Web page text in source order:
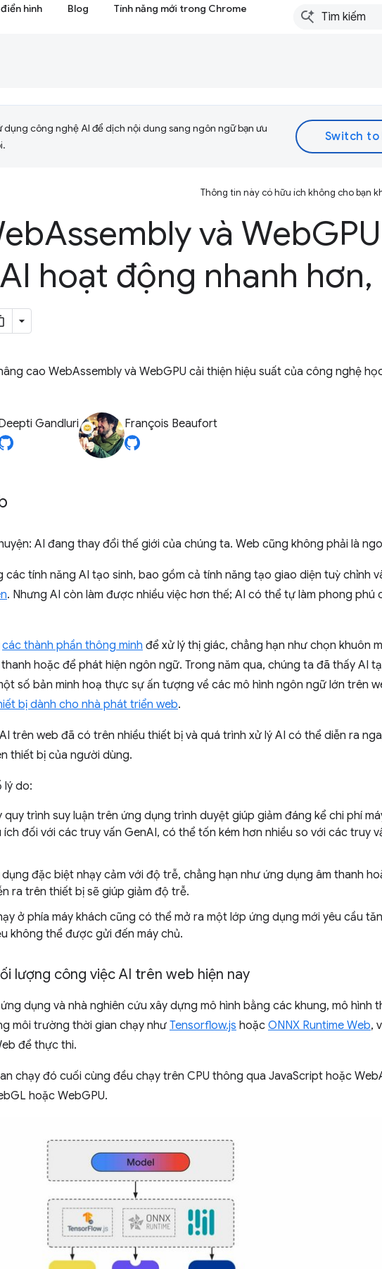
hình Blog Tính năng mới trong Chrome
dụng công nghệ AI để dịch nội dung sang ngôn ngữ bạn ưu
Thông tin này có hữu ích không cho bạn
Assembly và Web
hoạt động nhanh hơn,
cao WebAssembly và WebGPU cải thiện hiệu suất của công nghệ
Gandluri François Beaufort
AI đang thay đổi thế giới của chúng ta. Web cũng không phải là
các tính năng AI tạo sinh, bao gồm cả tính năng tạo giao diện tuỳ chỉnh
. Nhưng AI còn làm được nhiều việc hơn thế; AI có thể tự làm phong phú
các thành phần thông minh để xử lý thị giác, chẳng hạn như chọn khuôn
hoặc để phát hiện ngôn ngữ. Trong năm qua, chúng ta đã thấy AI
số bản minh hoạ thực sự ấn tượng về các mô hình ngôn ngữ lớn trên
bị dành cho nhà phát triển web.
trên web đã có trên nhiều thiết bị và quá trình xử lý AI có thể diễn ra
thiết bị của người dùng.
lý do:
quy trình suy luận trên ứng dụng trình duyệt giúp giảm đáng kể chi phí
đối với các truy vấn GenAI, có thể tốn kém hơn nhiều so với các truy
đặc biệt nhạy cảm với độ trễ, chẳng hạn như ứng dụng âm thanh
ra trên thiết bị sẽ giúp giảm độ trễ.
ở phía máy khách cũng có thể mở ra một lớp ứng dụng mới yêu cầu
không thể được gửi đến máy chủ.
lượng công việc AI trên web hiện nay
dụng và nhà nghiên cứu xây dựng mô hình bằng các khung, mô hình
môi trường thời gian chạy như Tensorflow.js hoặc ONNX Runtime Web,
để thực thi.
chạy đó cuối cùng đều chạy trên CPU thông qua JavaScript hoặc
hoặc WebGPU.